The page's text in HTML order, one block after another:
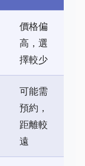
價格偏
高，選
擇較少
可能需
預約，
距離較
遠